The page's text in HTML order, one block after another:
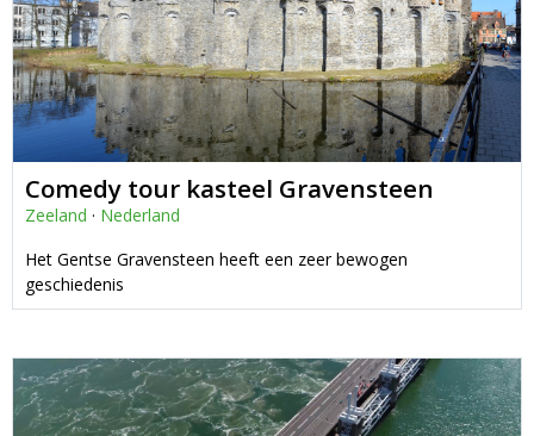
Comedy tour kasteel Gravensteen
Zeeland · Nederland
Het Gentse Gravensteen heeft een zeer bewogen
geschiedenis